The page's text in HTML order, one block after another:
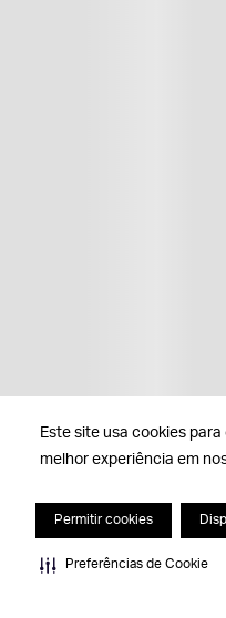
Este site usa cookies
melhor experiência em
Permitir cookies
Preferências de Cookie